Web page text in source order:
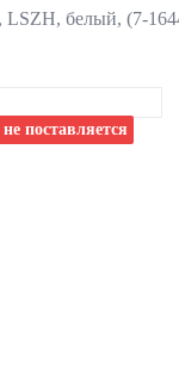
поставляется
белый, (7-